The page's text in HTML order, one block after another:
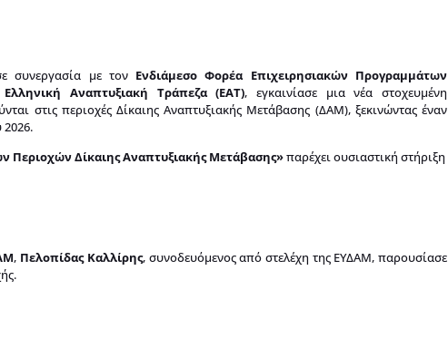
συνεργασία με τον Ενδιάμεσο Φορέα Επιχειρησιακών Προγραμμάτων
Ελληνική Αναπτυξιακή Τράπεζα (ΕΑΤ), εγκαινίασε μια νέα στοχευμένη
στις περιοχές Δίκαιης Αναπτυξιακής Μετάβασης (ΔΑΜ), ξεκινώντας έναν
Δίκαιης Αναπτυξιακής Μετάβασης»παρέχει ουσιαστική στήριξη
, Πελοπίδας Καλλίρης, συνοδευόμενος από στελέχη της ΕΥΔΑΜ, παρουσίασε